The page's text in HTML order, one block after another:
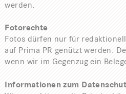
werden.
Fotorechte
Fotos dürfen nur für
auf Prima PR genützt werden.
wenn wir im Gegenzug ein
Informationen zum